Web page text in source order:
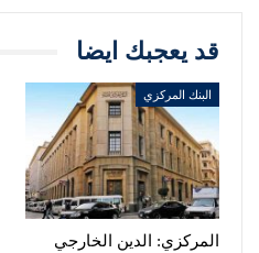
قد يعجبك ايضا
البنك المركزي
المركزي: الدين الخارجي